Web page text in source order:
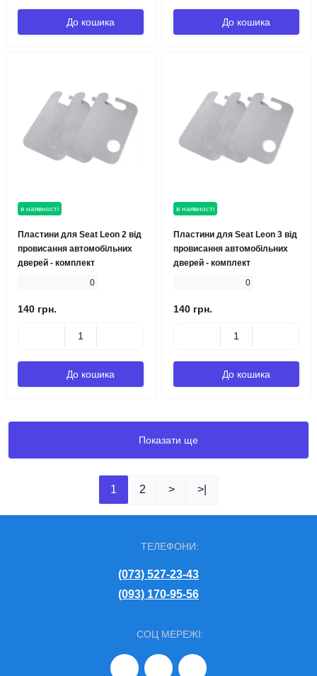
До кошика До кошика
в наявності
Пластини для Seat Leon 2 від
провисання автомобільних
дверей - комплект
0
140 грн.
До кошика
в наявності
Пластини для Seat Leon 3 від
провисання автомобільних
дверей - комплект
0
140 грн.
До кошика
Показати ще
1 2 > >|
ТЕЛЕФОНИ:
(073) 527-23-43
(093) 170-95-56
СОЦ МЕРЕЖІ: